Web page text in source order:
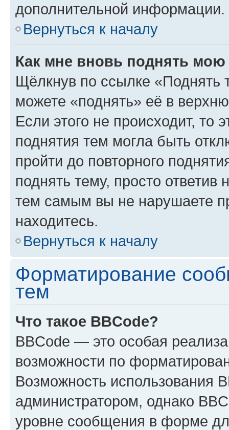
дополнительной информации.
Вернуться к началу
Как мне вновь поднять мою
Щёлкнув по ссылке «Поднять
можете «поднять» её в
Если этого не происходит, то
поднятия тем могла быть
пройти до повторного
поднять тему, просто ответив
тем самым вы не нарушаете
находитесь.
Вернуться к началу
Форматирование
тем
Что такое BBCode?
BBCode — это особая
возможности по
Возможность использования
администратором, однако
уровне сообщения в форме